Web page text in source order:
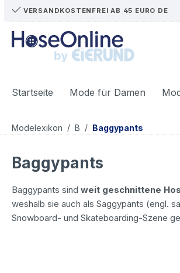
Hauptinhalt springen
Zur Suche springen
Zur Hauptnavigation springen
VERSANDKOSTENFREI AB 45 EURO DE
Startseite Mode für Damen
Modelexikon / B / Baggypants
Baggypants
Baggypants sind weit geschnittene
weshalb sie auch als Saggypants (engl.
Snowboard- und Skateboarding-Szene